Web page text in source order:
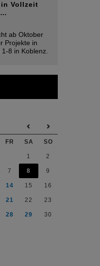
Vollzeit
…
ab Oktober
Projekte in
8 in Koblenz.
FR SA SO
1 2
7 8 9
14 15 16
21 22 23
28 29 30